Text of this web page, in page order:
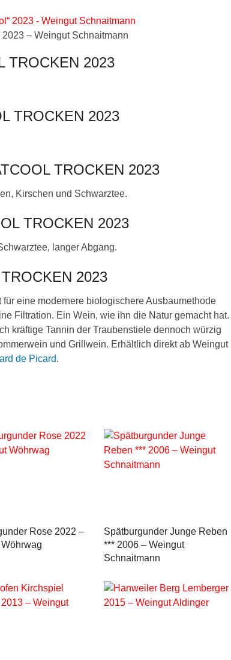
2023 – Weingut Schnaitmann
TROCKEN 2023
TROCKEN 2023
TROCKEN 2023
Kirschen und Schwarztee.
TROCKEN 2023
langer Abgang.
2023
eine modernere biologischere Ausbaumethode
Filtration. Ein Wein, wie ihn die Natur gemacht hat.
kräftige Tannin der Traubenstiele dennoch würzig
und Grillwein. Erhältlich direkt ab Weingut
de Picard.
Rose 2022 –
Spätburgunder Junge Reben
*** 2006 – Weingut
Schnaitmann